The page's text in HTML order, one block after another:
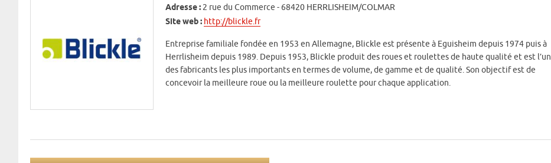
Adresse : 2 rue du Commerce - 68420 HERRLISHEIM/COLMAR
Site web : http://blickle.fr
Entreprise familiale fondée en 1953 en Allemagne, Blickle est présente à Eguisheim depuis 1974 puis à
Herrlisheim depuis 1989. Depuis 1953, Blickle produit des roues et roulettes de haute qualité et est l’un
des fabricants les plus importants en termes de volume, de gamme et de qualité. Son objectif est de
concevoir la meilleure roue ou la meilleure roulette pour chaque application.